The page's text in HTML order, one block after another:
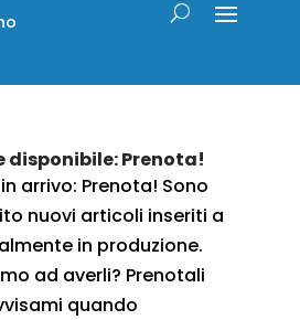
disponibile: Prenota!
arrivo: Prenota! Sono
nuovi articoli inseriti a
in produzione.
ad averli? Prenotali
quando